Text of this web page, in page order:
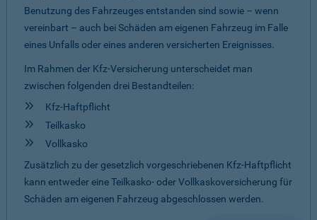
Benutzung des Fahrzeuges entstanden sind sowie – wenn
vereinbart – auch bei Schäden am eigenen Fahrzeug im Falle
eines Unfalls oder eines anderen versicherten Ereignisses.
Im Rahmen der Kfz-Versicherung unterscheidet man
zwischen folgenden drei Bestandteilen:
Kfz-Haftpflicht
Teilkasko
Vollkasko
Zusätzlich zu der gesetzlich vorgeschriebenen Kfz-Haftpflicht
kann entweder eine Teilkasko- oder Vollkaskoversicherung für
Schäden am eigenen Fahrzeug abgeschlossen werden.